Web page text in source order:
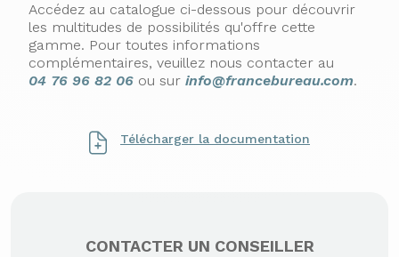
Accédez au catalogue ci-dessous pour découvrir
les multitudes de possibilités qu'offre cette
gamme. Pour toutes informations
complémentaires, veuillez nous contacter au
04 76 96 82 06 ou sur info@francebureau.com.
Télécharger la documentation
CONTACTER UN CONSEILLER